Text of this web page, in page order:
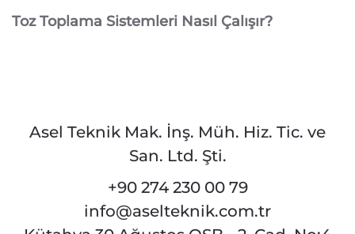
Toz Toplama Sistemleri Nasıl Çalışır?
Asel Teknik Mak. İnş. Müh. Hiz. Tic. ve
San. Ltd. Şti.
+90 274 230 00 79
info@aselteknik.com.tr